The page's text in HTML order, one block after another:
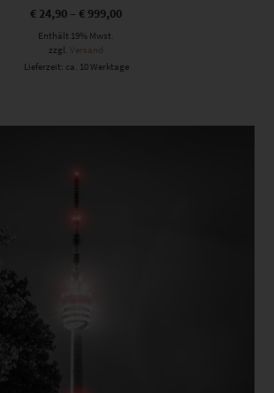
€ 24,90 – € 999,00
Enthält 19% Mwst.
zzgl.
Versand
Lieferzeit: ca. 10 Werktage
Dieses Produkt weist mehrere Varianten auf. Die Optionen können auf der Produktseite gewählt werden